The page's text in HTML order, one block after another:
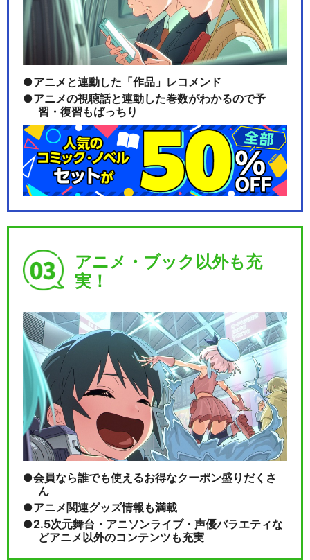
アニメと連動した「作品」レコメンド
アニメの視聴話と連動した巻数がわかるので予
習・復習もばっちり
アニメ・ブック以外も充
実！
会員なら誰でも使えるお得なクーポン盛りだくさ
ん
アニメ関連グッズ情報も満載
2.5次元舞台・アニソンライブ・声優バラエティな
どアニメ以外のコンテンツも充実